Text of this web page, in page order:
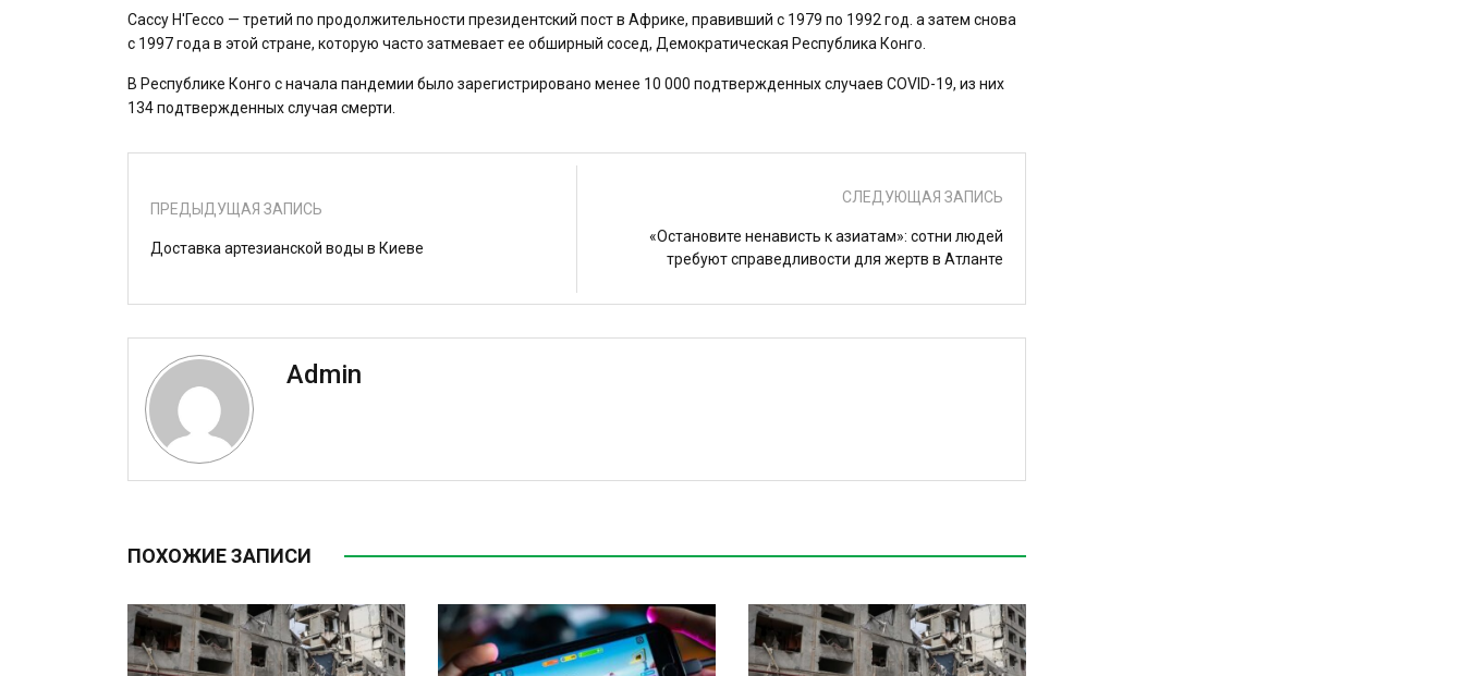
Сассу Н'Гессо — третий по продолжительности президентский пост в Африке, правивший с 1979 по 1992 год. а затем снова
с 1997 года в этой стране, которую часто затмевает ее обширный сосед, Демократическая Республика Конго.
В Республике Конго с начала пандемии было зарегистрировано менее 10 000 подтвержденных случаев COVID-19, из них
134 подтвержденных случая смерти.
ПРЕДЫДУЩАЯ ЗАПИСЬ
Доставка артезианской воды в Киеве
СЛЕДУЮЩАЯ ЗАПИСЬ
«Остановите ненависть к азиатам»: сотни людей
требуют справедливости для жертв в Атланте
Admin
ПОХОЖИЕ ЗАПИСИ